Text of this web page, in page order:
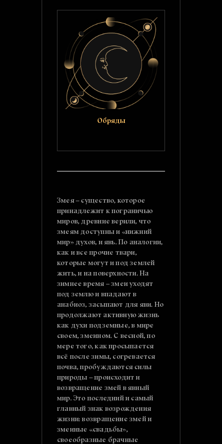
Обряды
Змея – существо, которое
принадлежит к пограничью
миров, древние верили, что
змеям доступны и «нижний
мир» духов, и явь. По аналогии,
как и все прочие твари,
которые могут и под землей
жить, и на поверхности. На
зимнее время – змеи уходят
под землю и впадают в
анабиоз, засыпают для яви. Но
продолжают активную жизнь
как духи подземные, в мире
своем, змеином. С весной, по
мере того, как просыпается
всё после зимы, согревается
почва, пробуждаются силы
природы – происходит и
возвращение змей в явный
мир. Это последний и самый
главный знак возрождения
жизни: возвращение змей и
змеиные «свадьбы»,
своеобразные брачные